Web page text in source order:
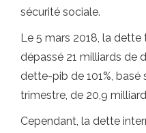
sécurité sociale.
Le 5 mars 2018, la
dépassé 21 milliards de
dette-pib de 101%, basé
trimestre, de 20,9
Cependant, la dette